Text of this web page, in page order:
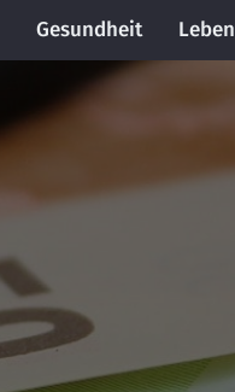
Gesundheit Leben